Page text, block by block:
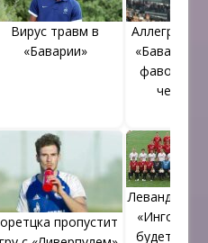
Вирус травм в
«Баварии»
Аллегри:
пропустит
будет не